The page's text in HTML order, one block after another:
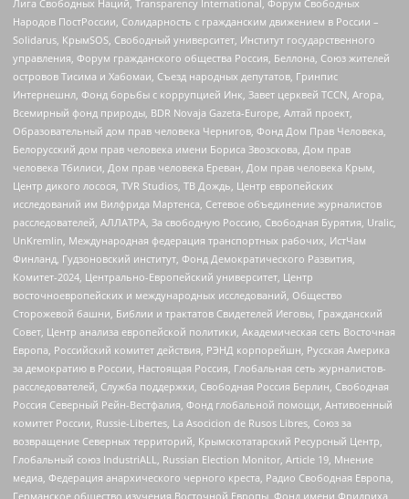
Лига Свободных Наций, Transparеncy International, Форум Свободных
Народов ПостРоссии, Солидарность с гражданским движением в России –
Solidarus, КрымSOS, Свободный университет, Институт государственного
управления, Форум гражданского общества Россия, Беллона, Союз жителей
островов Тисима и Хабомаи, Съезд народных депутатов, Гринпис
Интернешнл, Фонд борьбы с коррупцией Инк, Завет церквей TCCN, Агора,
Всемирный фонд природы, BDR Novaja Gazeta-Europe, Алтай проект,
Образовательный дом прав человека Чернигов, Фонд Дом Прав Человека,
Белорусский дом прав человека имени Бориса Звозскова, Дом прав
человека Тбилиси, Дом прав человека Ереван, Дом прав человека Крым,
Центр дикого лосося, TVR Studios, ТВ Дождь, Центр европейских
исследований им Вилфрида Мартенса, Сетевое объединение журналистов
расследователей, АЛЛАТРА, За свободную Россию, Свободная Бурятия, Uralic,
UnKremlin, Международная федерация транспортных рабочих, ИстЧам
Финланд, Гудзоновский институт, Фонд Демократического Развития,
Комитет-2024, Центрально-Европейский университет, Центр
восточноевропейских и международных исследований, Общество
Сторожевой башни, Библии и трактатов Свидетелей Иеговы, Гражданский
Совет, Центр анализа европейской политики, Академическая сеть Восточная
Европа, Российский комитет действия, РЭНД корпорейшн, Русская Америка
за демократию в России, Настоящая Россия, Глобальная сеть журналистов-
расследователей, Служба поддержки, Свободная Россия Берлин, Свободная
Россия Северный Рейн-Вестфалия, Фонд глобальной помощи, Антивоенный
комитет России, Russie-Libertes, La Asocicion de Rusos Libres, Союз за
возвращение Северных территорий, Крымскотатарский Ресурсный Центр,
Глобальный союз IndustriALL, Russian Election Monitor, Article 19, Мнение
медиа, Федерация анархического черного креста, Радио Свободная Европа,
Германское общество изучения Восточной Европы, Фонд имени Фридриха